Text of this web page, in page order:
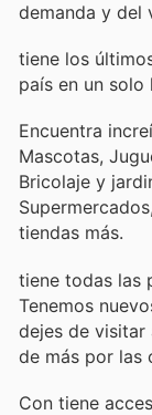
demanda y del
tiene los
país en un solo
Encuentra
Mascotas,
Bricolaje y
tiendas más.
tiene todas las
Tenemos
dejes de visitar
de más por las
Con tiene